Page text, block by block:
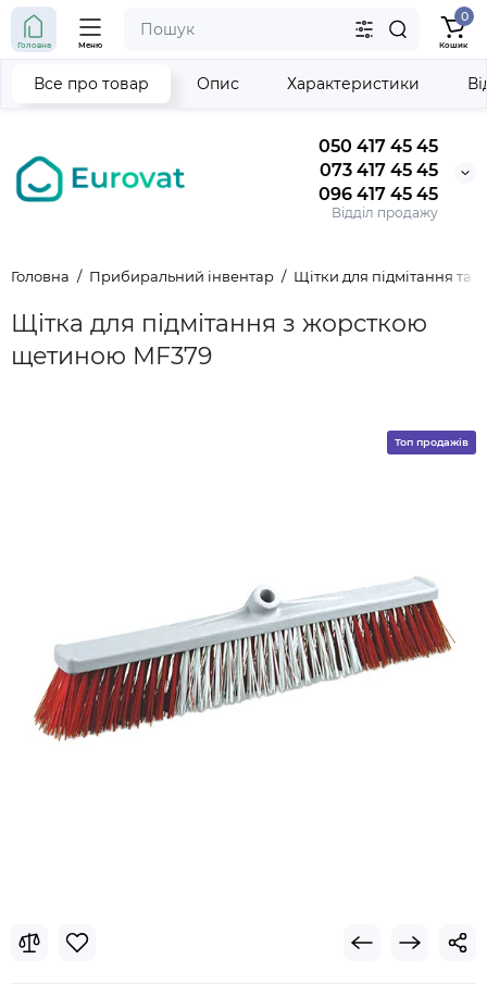
050 417 45 45
073 417 45 45
096 417 45 45
Відділ продажу
Головна Меню
0
Кошик
Головна Прибиральний інвентар Щітки для підмітання та
Щітка для підмітання з жорсткою
щетиною MF379
Все про товар Опис Характеристики
Топ продажів